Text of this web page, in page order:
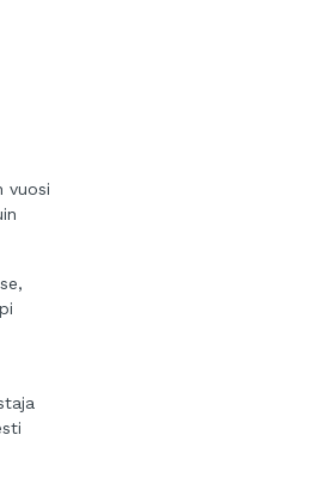
vuosi